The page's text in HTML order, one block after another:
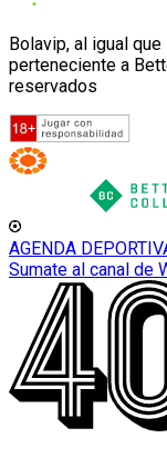
Bolavip, al igual
perteneciente a
reservados
AGENDA
Sumate al canal de